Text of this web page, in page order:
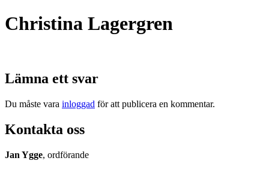
Christina Lagergren
Lämna ett svar
Du måste vara inloggad för att publicera en kommentar.
Kontakta oss
Jan Ygge, ordförande